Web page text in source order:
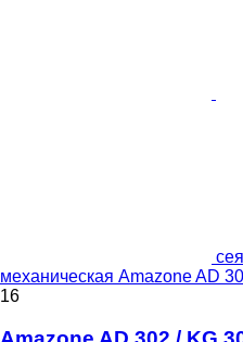
механическая Amazone AD
16